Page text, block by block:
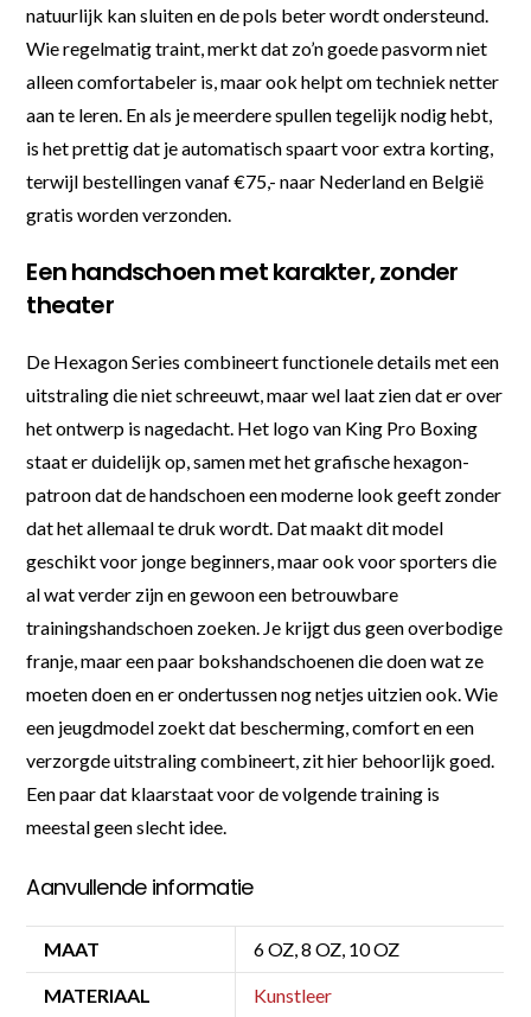
natuurlijk kan sluiten en de pols beter wordt ondersteund.
Wie regelmatig traint, merkt dat zo’n goede pasvorm niet
alleen comfortabeler is, maar ook helpt om techniek netter
aan te leren. En als je meerdere spullen tegelijk nodig hebt,
is het prettig dat je automatisch spaart voor extra korting,
terwijl bestellingen vanaf €75,- naar Nederland en België
gratis worden verzonden.
Een handschoen met karakter, zonder
theater
De Hexagon Series combineert functionele details met een
uitstraling die niet schreeuwt, maar wel laat zien dat er over
het ontwerp is nagedacht. Het logo van King Pro Boxing
staat er duidelijk op, samen met het grafische hexagon-
patroon dat de handschoen een moderne look geeft zonder
dat het allemaal te druk wordt. Dat maakt dit model
geschikt voor jonge beginners, maar ook voor sporters die
al wat verder zijn en gewoon een betrouwbare
trainingshandschoen zoeken. Je krijgt dus geen overbodige
franje, maar een paar bokshandschoenen die doen wat ze
moeten doen en er ondertussen nog netjes uitzien ook. Wie
een jeugdmodel zoekt dat bescherming, comfort en een
verzorgde uitstraling combineert, zit hier behoorlijk goed.
Een paar dat klaarstaat voor de volgende training is
meestal geen slecht idee.
Aanvullende informatie
MAAT 6 OZ, 8 OZ, 10 OZ
MATERIAAL Kunstleer